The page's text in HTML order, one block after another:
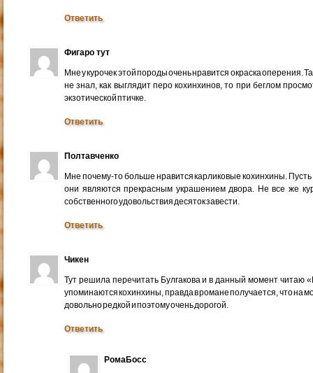
Ответить
Фигаро тут
Мне у курочек этой породы очень нравится окраска оперения.
не знал, как выглядит перо кохинхинов, то при беглом
экзотической птичке.
Ответить
Полтавченко
Мне почему-то больше нравится карликовые кохинхины.
они являются прекрасным украшением двора. Не все же
собственного удовольствия десяток завести.
Ответить
Чикен
Тут решила перечитать Булгакова и в данный момент читаю
упоминаются кохинхины, правда в романе получается, что на
довольно редкой и поэтому очень дорогой.
Ответить
РомаБосс